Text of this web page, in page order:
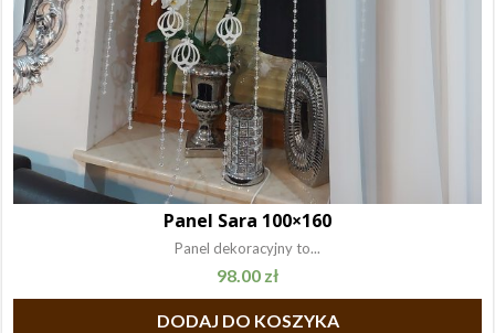
Panel Sara 100×160
Panel dekoracyjny to...
98.00 zł
DODAJ DO KOSZYKA